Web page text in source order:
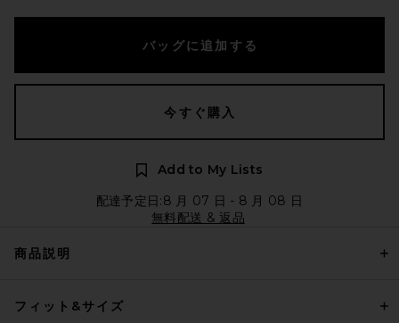
バッグに追加する
今すぐ購入
Add to My Lists
配達予定日:8 月 07 日 - 8 月 08 日
無料配送 & 返品
商品説明
フィット&サイズ